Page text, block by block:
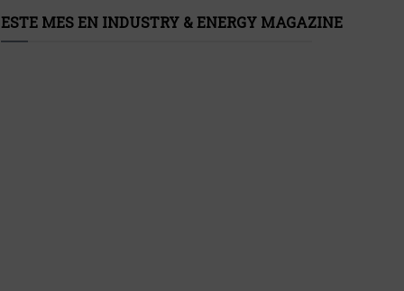
ESTE MES EN INDUSTRY & ENERGY MAGAZINE